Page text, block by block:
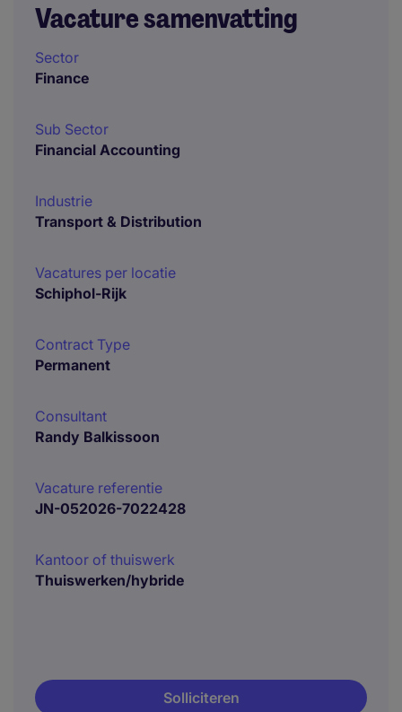
Vacature samenvatting
Sector
Finance
Sub Sector
Financial Accounting
Industrie
Transport & Distribution
Vacatures per locatie
Schiphol-Rijk
Contract Type
Permanent
Consultant
Randy Balkissoon
Vacature referentie
JN-052026-7022428
Kantoor of thuiswerk
Thuiswerken/hybride
Solliciteren